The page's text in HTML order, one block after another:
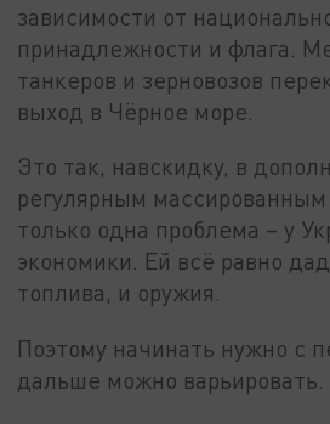
зависимости от
принадлежности и флага.
танкеров и зерновозов
выход в Чёрное море.
Это так, навскидку, в
регулярным
только одна проблема – у
экономики. Ей всё равно
топлива, и оружия.
Поэтому начинать нужно с
дальше можно варьировать.